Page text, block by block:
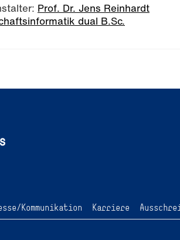
Prof. Dr. Jens Reinhardt
dual B.Sc.
Kommunikation Karriere